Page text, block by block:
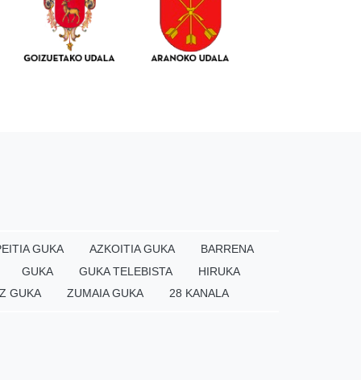
GUKA AZKOITIA GUKA
BARRENA
GUKA
GUKA TELEBISTA
HIRUKA
GUKA
ZUMAIA GUKA 28 KANALA